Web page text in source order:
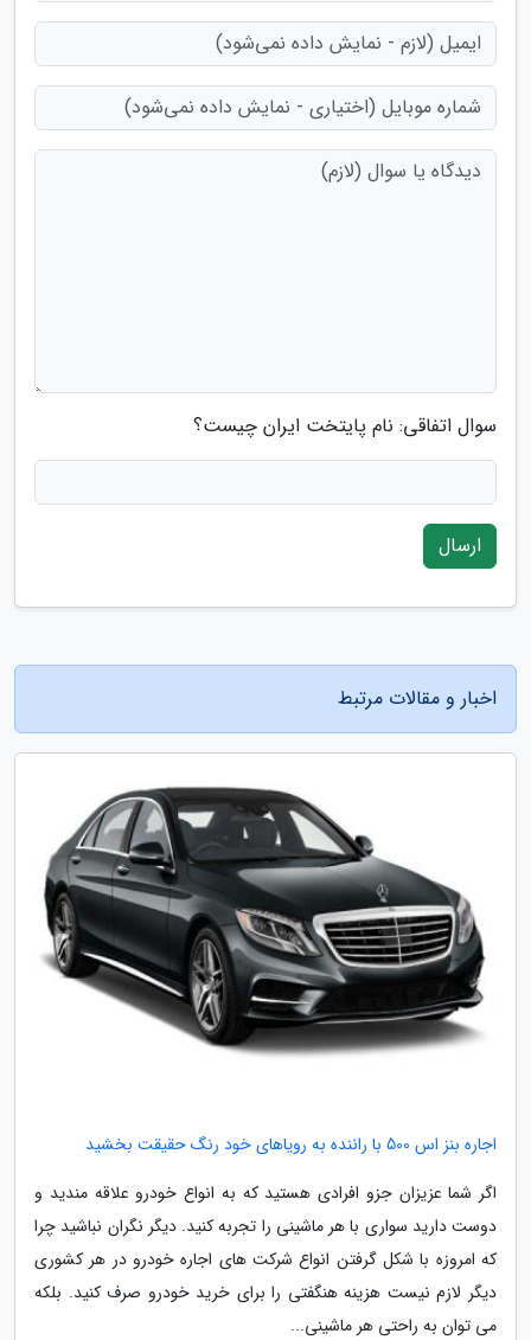
سوال اتفاقی: نام پایتخت ایران چیست؟
ارسال
اخبار و مقالات مرتبط
اجاره بنز اس 500 با راننده به رویاهای خود رنگ حقیقت بخشید
اگر شما عزیزان جزو افرادی هستید که به انواع خودرو علاقه مندید و
دوست دارید سواری با هر ماشینی را تجربه کنید. دیگر نگران نباشید چرا
که امروزه با شکل گرفتن انواع شرکت های اجاره خودرو در هر کشوری
دیگر لازم نیست هزینه هنگفتی را برای خرید خودرو صرف کنید. بلکه
می توان به راحتی هر ماشینی...